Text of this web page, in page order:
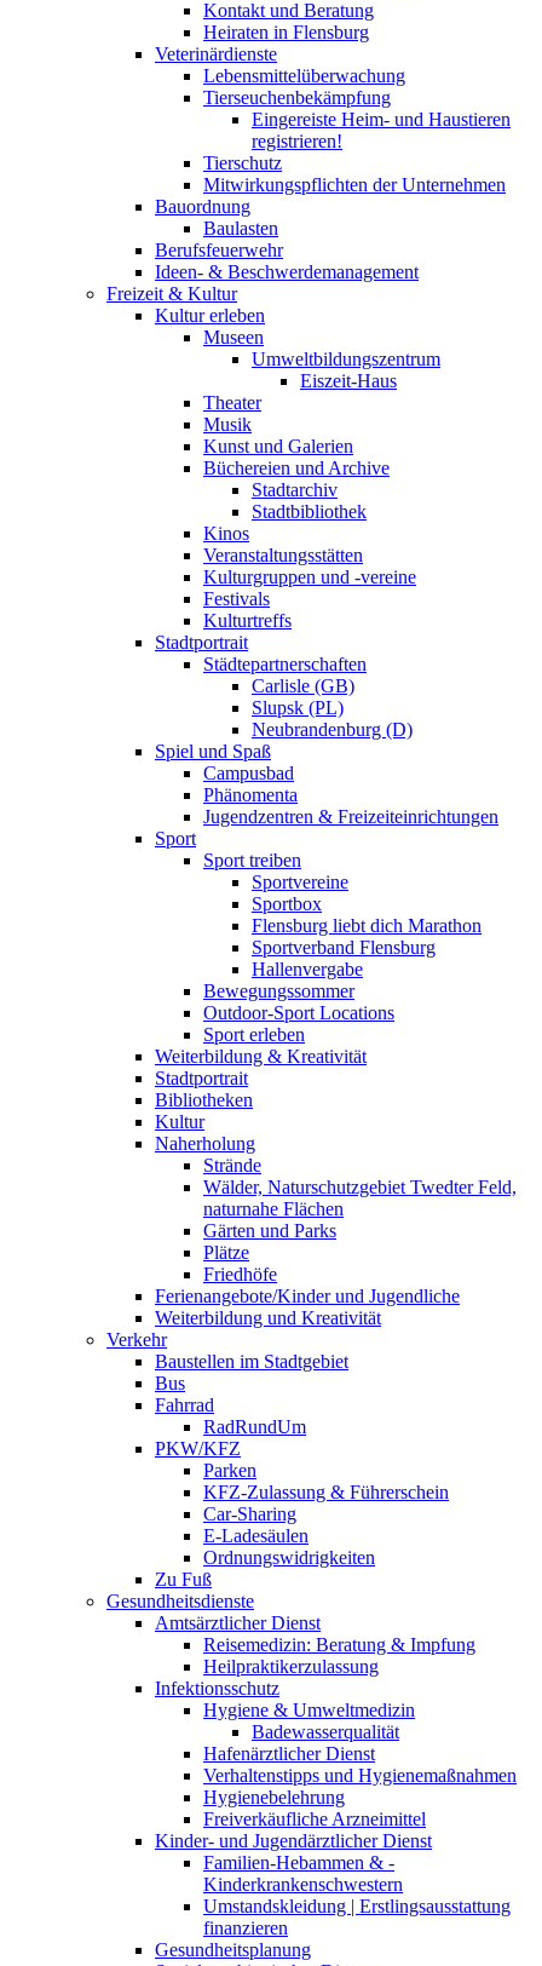
Kontakt und Beratung
Heiraten in Flensburg
Veterinärdienste
Lebensmittelüberwachung
Tierseuchenbekämpfung
Eingereiste Heim- und Haustieren
registrieren!
Tierschutz
Mitwirkungspflichten der Unternehmen
Bauordnung
Baulasten
Berufsfeuerwehr
Ideen- & Beschwerdemanagement
Freizeit & Kultur
Kultur erleben
Museen
Umweltbildungszentrum
Eiszeit-Haus
Theater
Musik
Kunst und Galerien
Büchereien und Archive
Stadtarchiv
Stadtbibliothek
Kinos
Veranstaltungsstätten
Kulturgruppen und -vereine
Festivals
Kulturtreffs
Stadtportrait
Städtepartnerschaften
Carlisle (GB)
Slupsk (PL)
Neubrandenburg (D)
Spiel und Spaß
Campusbad
Phänomenta
Jugendzentren & Freizeiteinrichtungen
Sport
Sport treiben
Sportvereine
Sportbox
Flensburg liebt dich Marathon
Sportverband Flensburg
Hallenvergabe
Bewegungssommer
Outdoor-Sport Locations
Sport erleben
Weiterbildung & Kreativität
Stadtportrait
Bibliotheken
Kultur
Naherholung
Strände
Wälder, Naturschutzgebiet Twedter Feld,
naturnahe Flächen
Gärten und Parks
Plätze
Friedhöfe
Ferienangebote/Kinder und Jugendliche
Weiterbildung und Kreativität
Verkehr
Baustellen im Stadtgebiet
Bus
Fahrrad
RadRundUm
PKW/KFZ
Parken
KFZ-Zulassung & Führerschein
Car-Sharing
E-Ladesäulen
Ordnungswidrigkeiten
Zu Fuß
Gesundheitsdienste
Amtsärztlicher Dienst
Reisemedizin: Beratung & Impfung
Heilpraktikerzulassung
Infektionsschutz
Hygiene & Umweltmedizin
Badewasserqualität
Hafenärztlicher Dienst
Verhaltenstipps und Hygienemaßnahmen
Hygienebelehrung
Freiverkäufliche Arzneimittel
Kinder- und Jugendärztlicher Dienst
Familien-Hebammen & -
Kinderkrankenschwestern
Umstandskleidung | Erstlingsausstattung
finanzieren
Gesundheitsplanung